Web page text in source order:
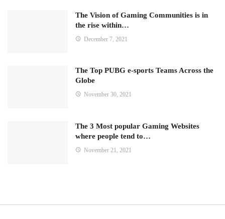
The Vision of Gaming Communities is in
the rise within…
December 7, 2021
The Top PUBG e-sports Teams Across the
Globe
November 30, 2021
The 3 Most popular Gaming Websites
where people tend to…
November 21, 2021